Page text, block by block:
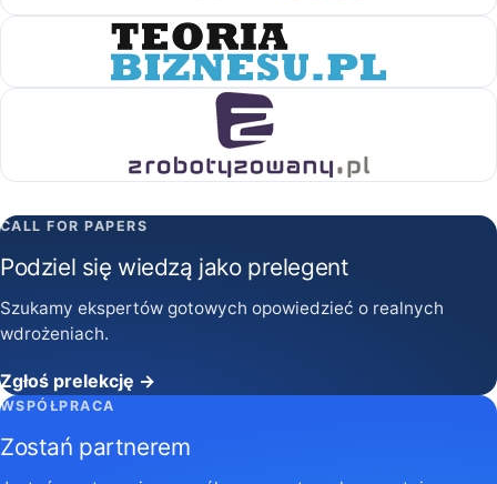
CALL FOR PAPERS
Podziel się wiedzą jako prelegent
Szukamy ekspertów gotowych opowiedzieć o realnych
wdrożeniach.
Zgłoś prelekcję →
WSPÓŁPRACA
Zostań partnerem